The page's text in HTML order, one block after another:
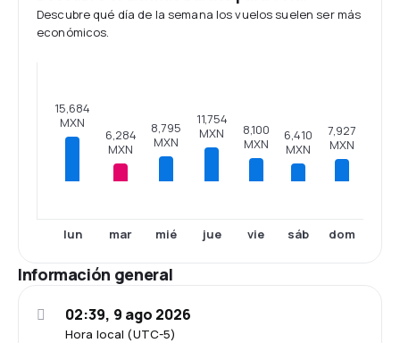
Descubre qué día de la semana los vuelos suelen ser más
económicos.
15,684
MXN
lun
6,284
MXN
mar
8,795
MXN
mié
11,754
MXN
jue
8,100
MXN
vie
6,410
MXN
sáb
7,927
MXN
dom
Información general
Hora local (UTC-5)
02:39, 9 ago 2026